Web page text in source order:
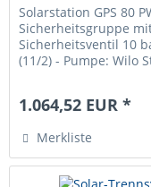
Solarstation GPS 80
Sicherheitsgruppe
Sicherheitsventil 10
(11/2) - Pumpe: Wilo
1.064,52 EUR *
Merkliste